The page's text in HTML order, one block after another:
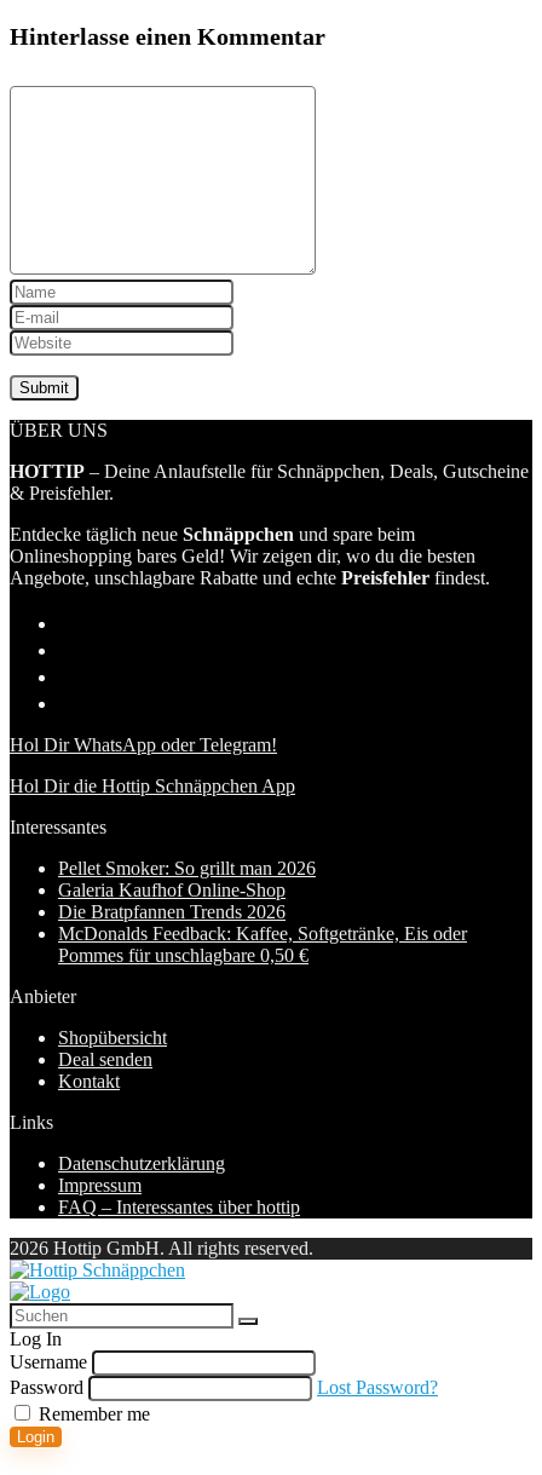
Hinterlasse einen Kommentar
ÜBER UNS
HOTTIP – Deine Anlaufstelle für Schnäppchen, Deals, Gutscheine
& Preisfehler.
Entdecke täglich neue Schnäppchen und spare beim
Onlineshopping bares Geld! Wir zeigen dir, wo du die besten
Angebote, unschlagbare Rabatte und echte Preisfehler findest.
Hol Dir WhatsApp oder Telegram!
Hol Dir die Hottip Schnäppchen App
Interessantes
Pellet Smoker: So grillt man 2026
Galeria Kaufhof Online-Shop
Die Bratpfannen Trends 2026
McDonalds Feedback: Kaffee, Softgetränke, Eis oder
Pommes für unschlagbare 0,50 €
Anbieter
Shopübersicht
Deal senden
Kontakt
Links
Datenschutzerklärung
Impressum
FAQ – Interessantes über hottip
2026 Hottip GmbH. All rights reserved.
Log In
Username
Password
Lost Password?
Remember me
Login